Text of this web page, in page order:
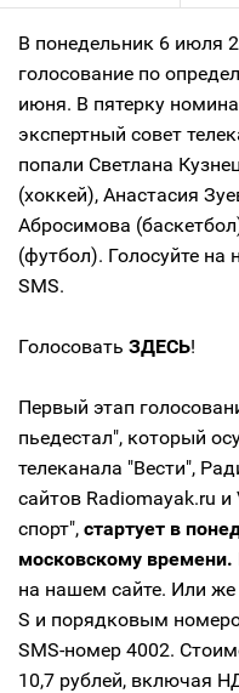
В понедельник 6 июля
голосование по
июня. В пятерку
экспертный совет
попали Светлана
(хоккей), Анастасия
Абросимова
(футбол). Голосуйте
SMS.
Голосовать ЗДЕСЬ!
Первый этап
пьедестал", который
телеканала "Вести",
сайтов Radiomayak.ru и
спорт", стартует в
московскому времени.
на нашем сайте. Или
S и порядковым
SMS-номер 4002.
10,7 рублей, включая